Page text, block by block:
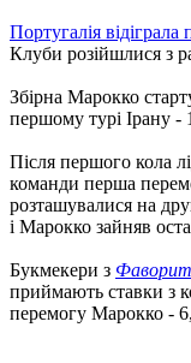
Португалія
Клуби розійшлися з
Збірна Марокко
першому турі Ірану -
Після першого кола
команди перша
розташувалися на
і Марокко зайняв
Букмекери з
приймають ставки з
перемогу Марокко -